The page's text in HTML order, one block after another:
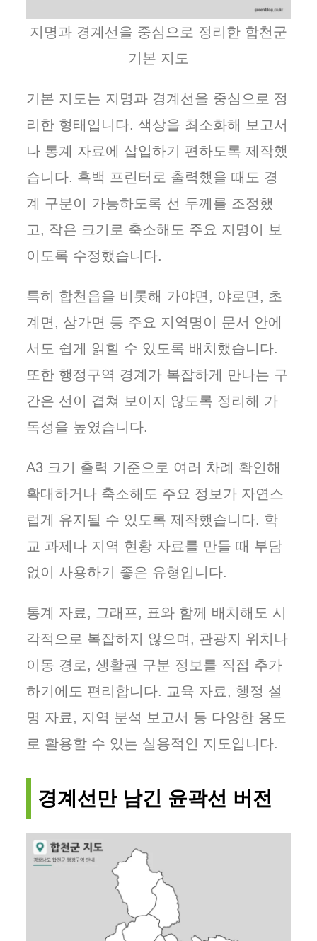
지명과 경계선을 중심으로 정리한 합천군
기본 지도
기본 지도는 지명과 경계선을 중심으로 정
리한 형태입니다. 색상을 최소화해 보고서
나 통계 자료에 삽입하기 편하도록 제작했
습니다. 흑백 프린터로 출력했을 때도 경
계 구분이 가능하도록 선 두께를 조정했
고, 작은 크기로 축소해도 주요 지명이 보
이도록 수정했습니다.
특히 합천읍을 비롯해 가야면, 야로면, 초
계면, 삼가면 등 주요 지역명이 문서 안에
서도 쉽게 읽힐 수 있도록 배치했습니다.
또한 행정구역 경계가 복잡하게 만나는 구
간은 선이 겹쳐 보이지 않도록 정리해 가
독성을 높였습니다.
A3 크기 출력 기준으로 여러 차례 확인해
확대하거나 축소해도 주요 정보가 자연스
럽게 유지될 수 있도록 제작했습니다. 학
교 과제나 지역 현황 자료를 만들 때 부담
없이 사용하기 좋은 유형입니다.
통계 자료, 그래프, 표와 함께 배치해도 시
각적으로 복잡하지 않으며, 관광지 위치나
이동 경로, 생활권 구분 정보를 직접 추가
하기에도 편리합니다. 교육 자료, 행정 설
명 자료, 지역 분석 보고서 등 다양한 용도
로 활용할 수 있는 실용적인 지도입니다.
경계선만 남긴 윤곽선 버전